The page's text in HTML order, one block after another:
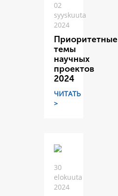
02
syyskuuta
2024
Приоритетные
темы
научных
проектов
2024
ЧИТАТЬ
>
30
elokuuta
2024